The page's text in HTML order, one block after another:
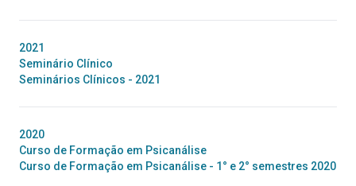
2021
Seminário Clínico
Seminários Clínicos - 2021
2020
Curso de Formação em Psicanálise
Curso de Formação em Psicanálise - 1° e 2° semestres 2020